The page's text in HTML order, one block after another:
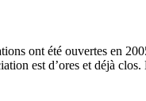
ont été ouvertes en
est d’ores et déjà